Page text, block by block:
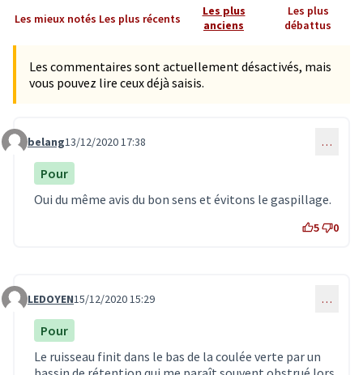
Les mieux notés Les plus récents
Les plus
anciens
Les plus
débattus
Les commentaires sont actuellement désactivés, mais
vous pouvez lire ceux déjà saisis.
Commentaire 2388
belang13/12/2020 17:38 …
Pour
Oui du même avis du bon sens et évitons le gaspillage.
5 0
Commentaire 2395
LEDOYEN15/12/2020 15:29 …
Pour
Le ruisseau finit dans le bas de la coulée verte par un